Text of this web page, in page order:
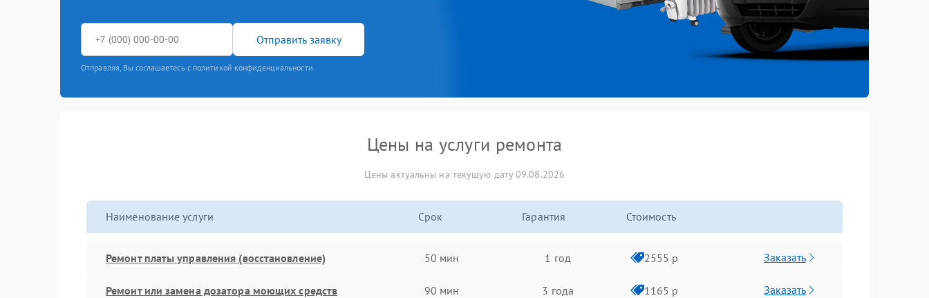
Отправить заявку
Отправляя, Вы соглашаетесь с политикой конфиденциальности
Цены на услуги ремонта
Цены актуальны на текущую дату 09.08.2026
Наименование услуги Срок Гарантия Стоимость
Ремонт платы управления (восстановление) 50 мин 1 год 2555 р Заказать
Ремонт или замена дозатора моющих средств 90 мин 3 года 1165 р Заказать